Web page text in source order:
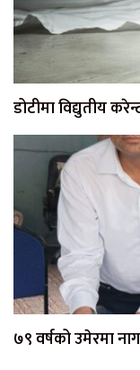
डोटीमा विद्युतीय
७९ वर्षको उमेरमा